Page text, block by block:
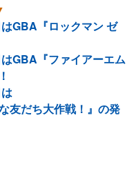
GBA『ロックマン ゼ
GBA『ファイアーエム
友だち大作戦！』の発